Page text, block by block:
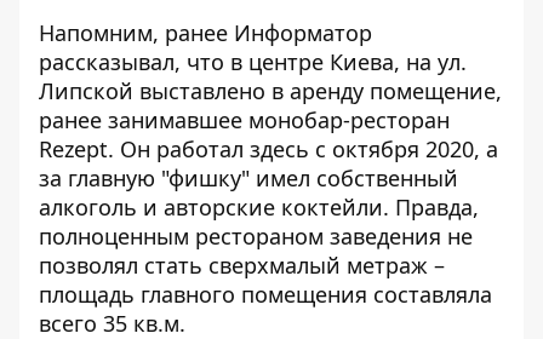
Напомним, ранее Информатор
рассказывал, что в центре Киева, на ул.
Липской выставлено в аренду помещение,
ранее занимавшее монобар-ресторан
Rezept. Он работал здесь с октября 2020, а
за главную "фишку" имел собственный
алкоголь и авторские коктейли. Правда,
полноценным рестораном заведения не
позволял стать сверхмалый метраж –
площадь главного помещения составляла
всего 35 кв.м.